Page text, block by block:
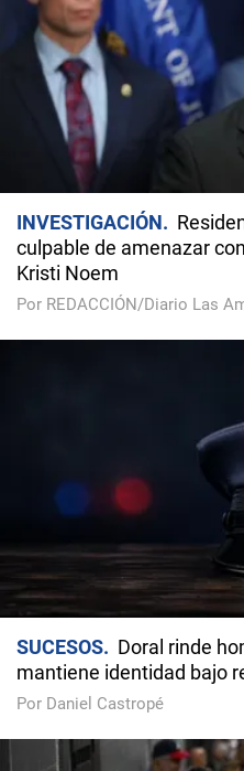
INVESTIGACIÓN
culpable de amenazar
Kristi Noem
Por REDACCIÓN/Diario Las
SUCESOS
Doral rinde
mantiene identidad bajo
Por Daniel Castropé